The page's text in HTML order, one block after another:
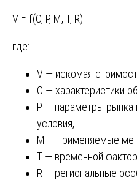
V = f(O, P, M, T, R)
где:
V — искомая
O — характеристики
P — параметры рынка
условия,
M — применяемые
T — временной
R — региональные